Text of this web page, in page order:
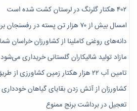
۴۰۲ هکتار گلرنگ در لرستان کشت شده است
امسال بیش از ۷۰ هزار تن پسته در رفسنجان برداشت می‌شود
دانه‌های روغنی کاملینا از کشاورزان خراسان
مازاد تولید شالیکاران گلستانی خریداری می‌شود
تامین آب ۲۲ هزار هکتار زمین کشاورزی از طریق سدهای خراسان شمالی
کشاورزان از آتش زدن بقایای گیاهان خودداری
تعجیل در برداشت برنج ممنوع